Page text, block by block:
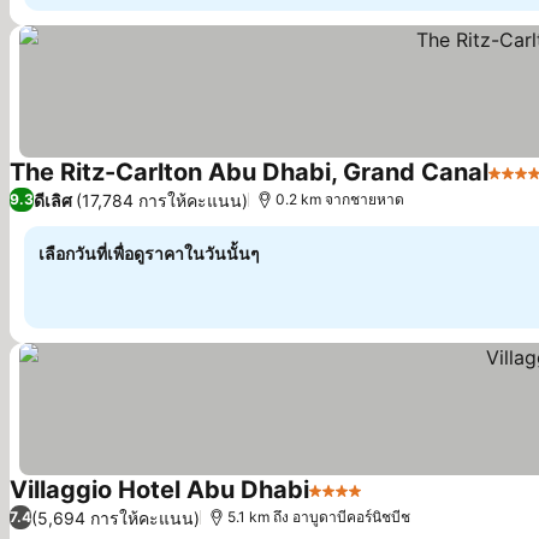
The Ritz-Carlton Abu Dhabi, Grand Canal5 ดาว
9.3ดีเลิศ (17,784 การให้คะแนน) 0.2 km จากชายหาด
เลือกวันที่เพื่อดูราคาในวันนั้นๆ
Villaggio Hotel Abu Dhabi4 ดาว
7.4(5,694 การให้คะแนน) 5.1 km ถึง อาบูดาบีคอร์นิชบีช